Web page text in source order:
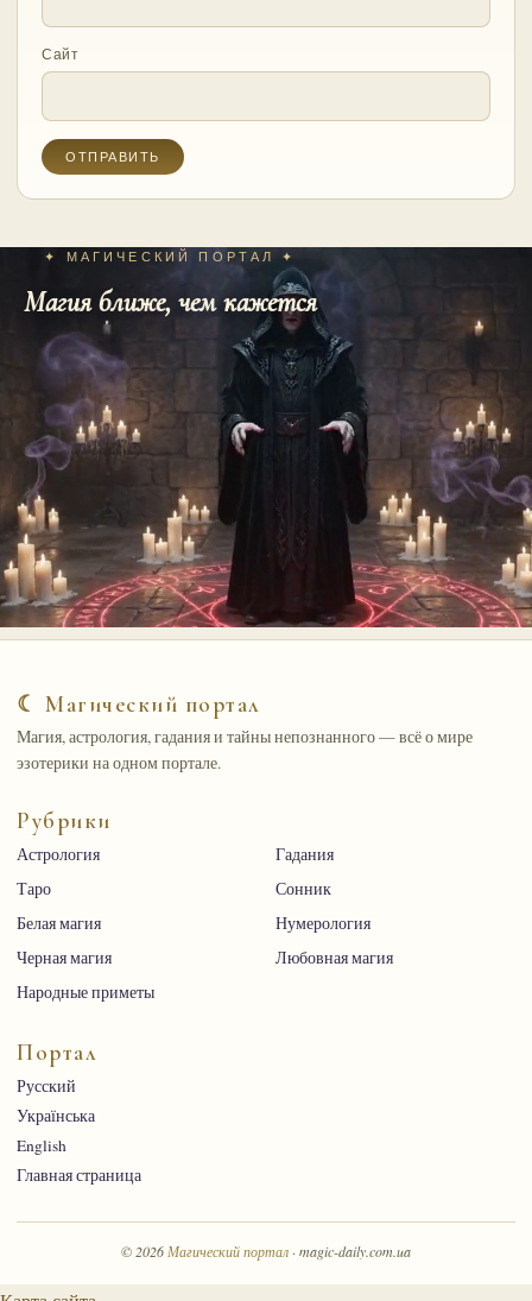
Сайт
✦ МАГИЧЕСКИЙ ПОРТАЛ ✦
Магия ближе, чем кажется
☾ Магический портал
Магия, астрология, гадания и тайны непознанного — всё о мире
эзотерики на одном портале.
Рубрики
Астрология
Гадания
Таро
Сонник
Белая магия
Нумерология
Черная магия
Любовная магия
Народные приметы
Портал
Русский
Українська
English
Главная страница
© 2026 Магический портал · magic-daily.com.ua